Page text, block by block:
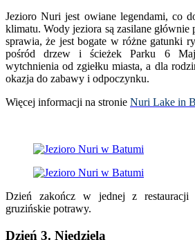
Jezioro Nuri jest owiane legendami, co
klimatu. Wody jeziora są zasilane
sprawia, że jest bogate w różne gatunki
pośród drzew i ścieżek Parku 6
wytchnienia od zgiełku miasta, a dla
okazja do zabawy i odpoczynku.
Więcej informacji na stronie Nuri Lake in
Dzień zakończ w jednej z restauracji
gruzińskie potrawy.
Dzień 3. Niedziela